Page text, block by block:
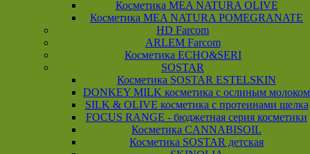
Косметика MEA NATURA OLIVE
Косметика MEA NATURA POMEGRANATE
HD Farcom
ARLEM Farcom
Косметика ECHO&SERI
SOSTAR
Косметика SOSTAR ESTELSKIN
DONKEY MILK косметика с ослиным молоком
SILK & OLIVE косметика с протеинами шелка
FOCUS RANGE - бюджетная серия косметики
Косметика CANNABISOIL
Косметика SOSTAR детская